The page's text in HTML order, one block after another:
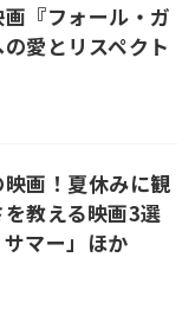
『フォール・ガ
愛とリスペクト
画！夏休みに観
教える映画3選
サマー」ほか